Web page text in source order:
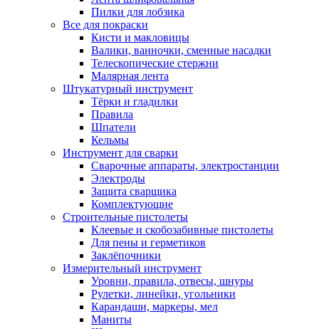
Пилки для лобзика
Все для покраски
Кисти и макловицы
Валики, ванночки, сменные насадки
Телескопические стержни
Малярная лента
Штукатурный инструмент
Тёрки и гладилки
Правила
Шпатели
Кельмы
Инструмент для сварки
Сварочные аппараты, электростанции
Электроды
Защита сварщика
Комплектующие
Строительные пистолеты
Клеевые и скобозабивные пистолеты
Для пены и герметиков
Заклёпочники
Измерительный инструмент
Уровни, правила, отвесы, шнуры
Рулетки, линейки, угольники
Карандаши, маркеры, мел
Маниты